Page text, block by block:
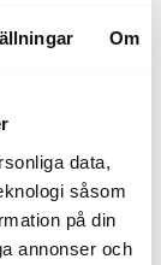
Om
data,
såsom
på din
annonser och
879